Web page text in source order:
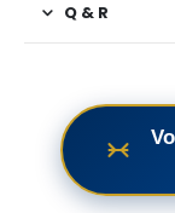
Q & R